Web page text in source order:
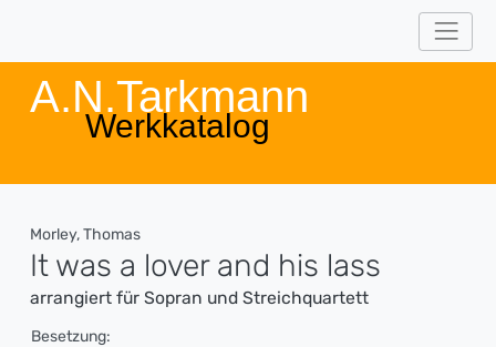
A.N.Tarkmann
Werkkatalog
Morley, Thomas
It was a lover and his lass
arrangiert für Sopran und Streichquartett
Besetzung: